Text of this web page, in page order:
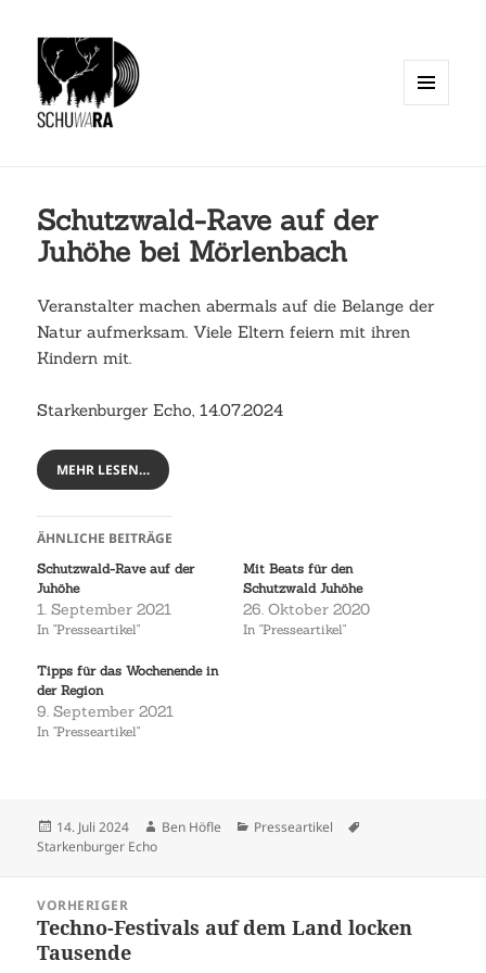
Schutzwald-Rave auf der
Juhöhe bei Mörlenbach
Veranstalter machen abermals auf die Belange der
Natur aufmerksam. Viele Eltern feiern mit ihren
Kindern mit.
Starkenburger Echo, 14.07.2024
MEHR LESEN…
ÄHNLICHE BEITRÄGE
Schutzwald-Rave auf der
Juhöhe
1. September 2021
In "Presseartikel"
Mit Beats für den
Schutzwald Juhöhe
26. Oktober 2020
In "Presseartikel"
Tipps für das Wochenende in
der Region
9. September 2021
In "Presseartikel"
Veröffentlicht
am
14. Juli 2024 Autor
Ben Höfle Kategorien
Presseartikel
Starkenburger Echo
VORHERIGER
Vorheriger
Beitrag:
Techno-Festivals auf dem Land locken
Tausende